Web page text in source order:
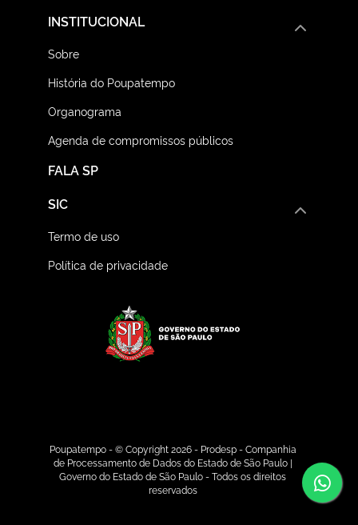
FALA SP
INSTITUCIONAL
Sobre
História do Poupatempo
Organograma
Agenda de compromissos públicos
SIC
Termo de uso
Política de privacidade
Poupatempo - © Copyright 2026 - Prodesp - Companhia
de Processamento de Dados do Estado de São Paulo |
Governo do Estado de São Paulo - Todos os direitos
reservados